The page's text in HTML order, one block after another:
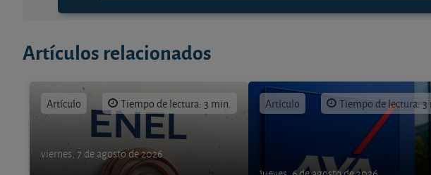
Artículos relacionados
Artículo Tiempo de lectura: 3 min.
viernes, 7 de agosto de 2026
Artículo Tiempo de lectura: 3